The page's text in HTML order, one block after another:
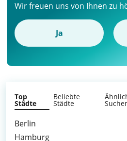
Wir freuen uns von Ihnen zu
Ja
Top
Städte
Beliebte
Städte
Berlin
Hamburg